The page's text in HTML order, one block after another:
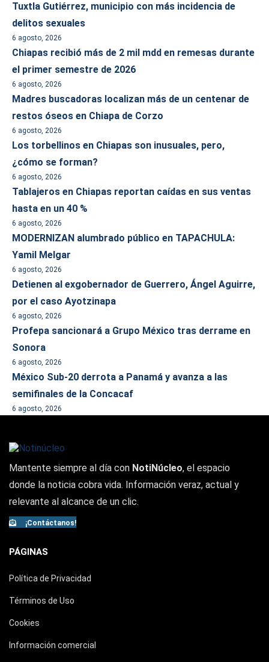
Tuxtla Gutiérrez, municipio con más incidencia de
delitos sexuales
6 agosto, 2026
Chiapas recibió más de 2 mil mdd en remesas durante
el primer semestre de 2026
6 agosto, 2026
Madres buscadoras localizan más de un centenar de
restos óseos en Chiapa de Corzo
6 agosto, 2026
Los torbellinos en Chiapas son inusuales, pero,
¿cómo se forman?
6 agosto, 2026
Tablajeros en Chiapas reportan caídas en sus ventas
hasta en un 40 %
6 agosto, 2026
MODERNIZAN alumbrado público en TAPACHULA:
Yamil Melgar
6 agosto, 2026
Detienen al exgobernador de Guerrero, Ángel Aguirre,
por el caso Ayotzinapa
6 agosto, 2026
Profepa sancionará a Grupo México tras derrame en
Sonora
6 agosto, 2026
México Sub-20 derrota a Panamá y avanza a las
semifinales de la Concacaf
6 agosto, 2026
Mantente siempre al día con NotiNúcleo, el espacio
donde la noticia cobra vida. Información veraz, actual y
relevante al alcance de un clic.
¡Contáctanos!
PÁGINAS
Política de Privacidad
Términos de Uso
Cookies
Información comercial